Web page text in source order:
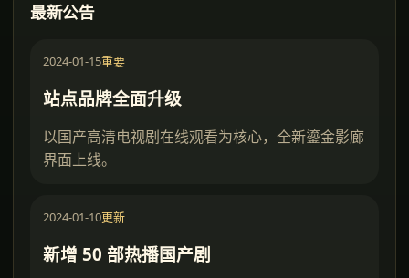
最新公告
2024-01-15重要
站点品牌全面升级
以国产高清电视剧在线观看为核心，全新鎏金影廊
界面上线。
2024-01-10更新
新增 50 部热播国产剧